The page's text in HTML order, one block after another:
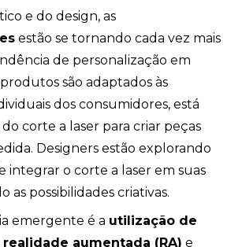
e do design, as
estão se tornando cada vez mais
de personalização em
são adaptados às
dos consumidores, está
corte a laser para criar peças
Designers estão explorando
integrar o corte a laser em suas
as possibilidades criativas.
emergente é a utilização de
aumentada (RA) e